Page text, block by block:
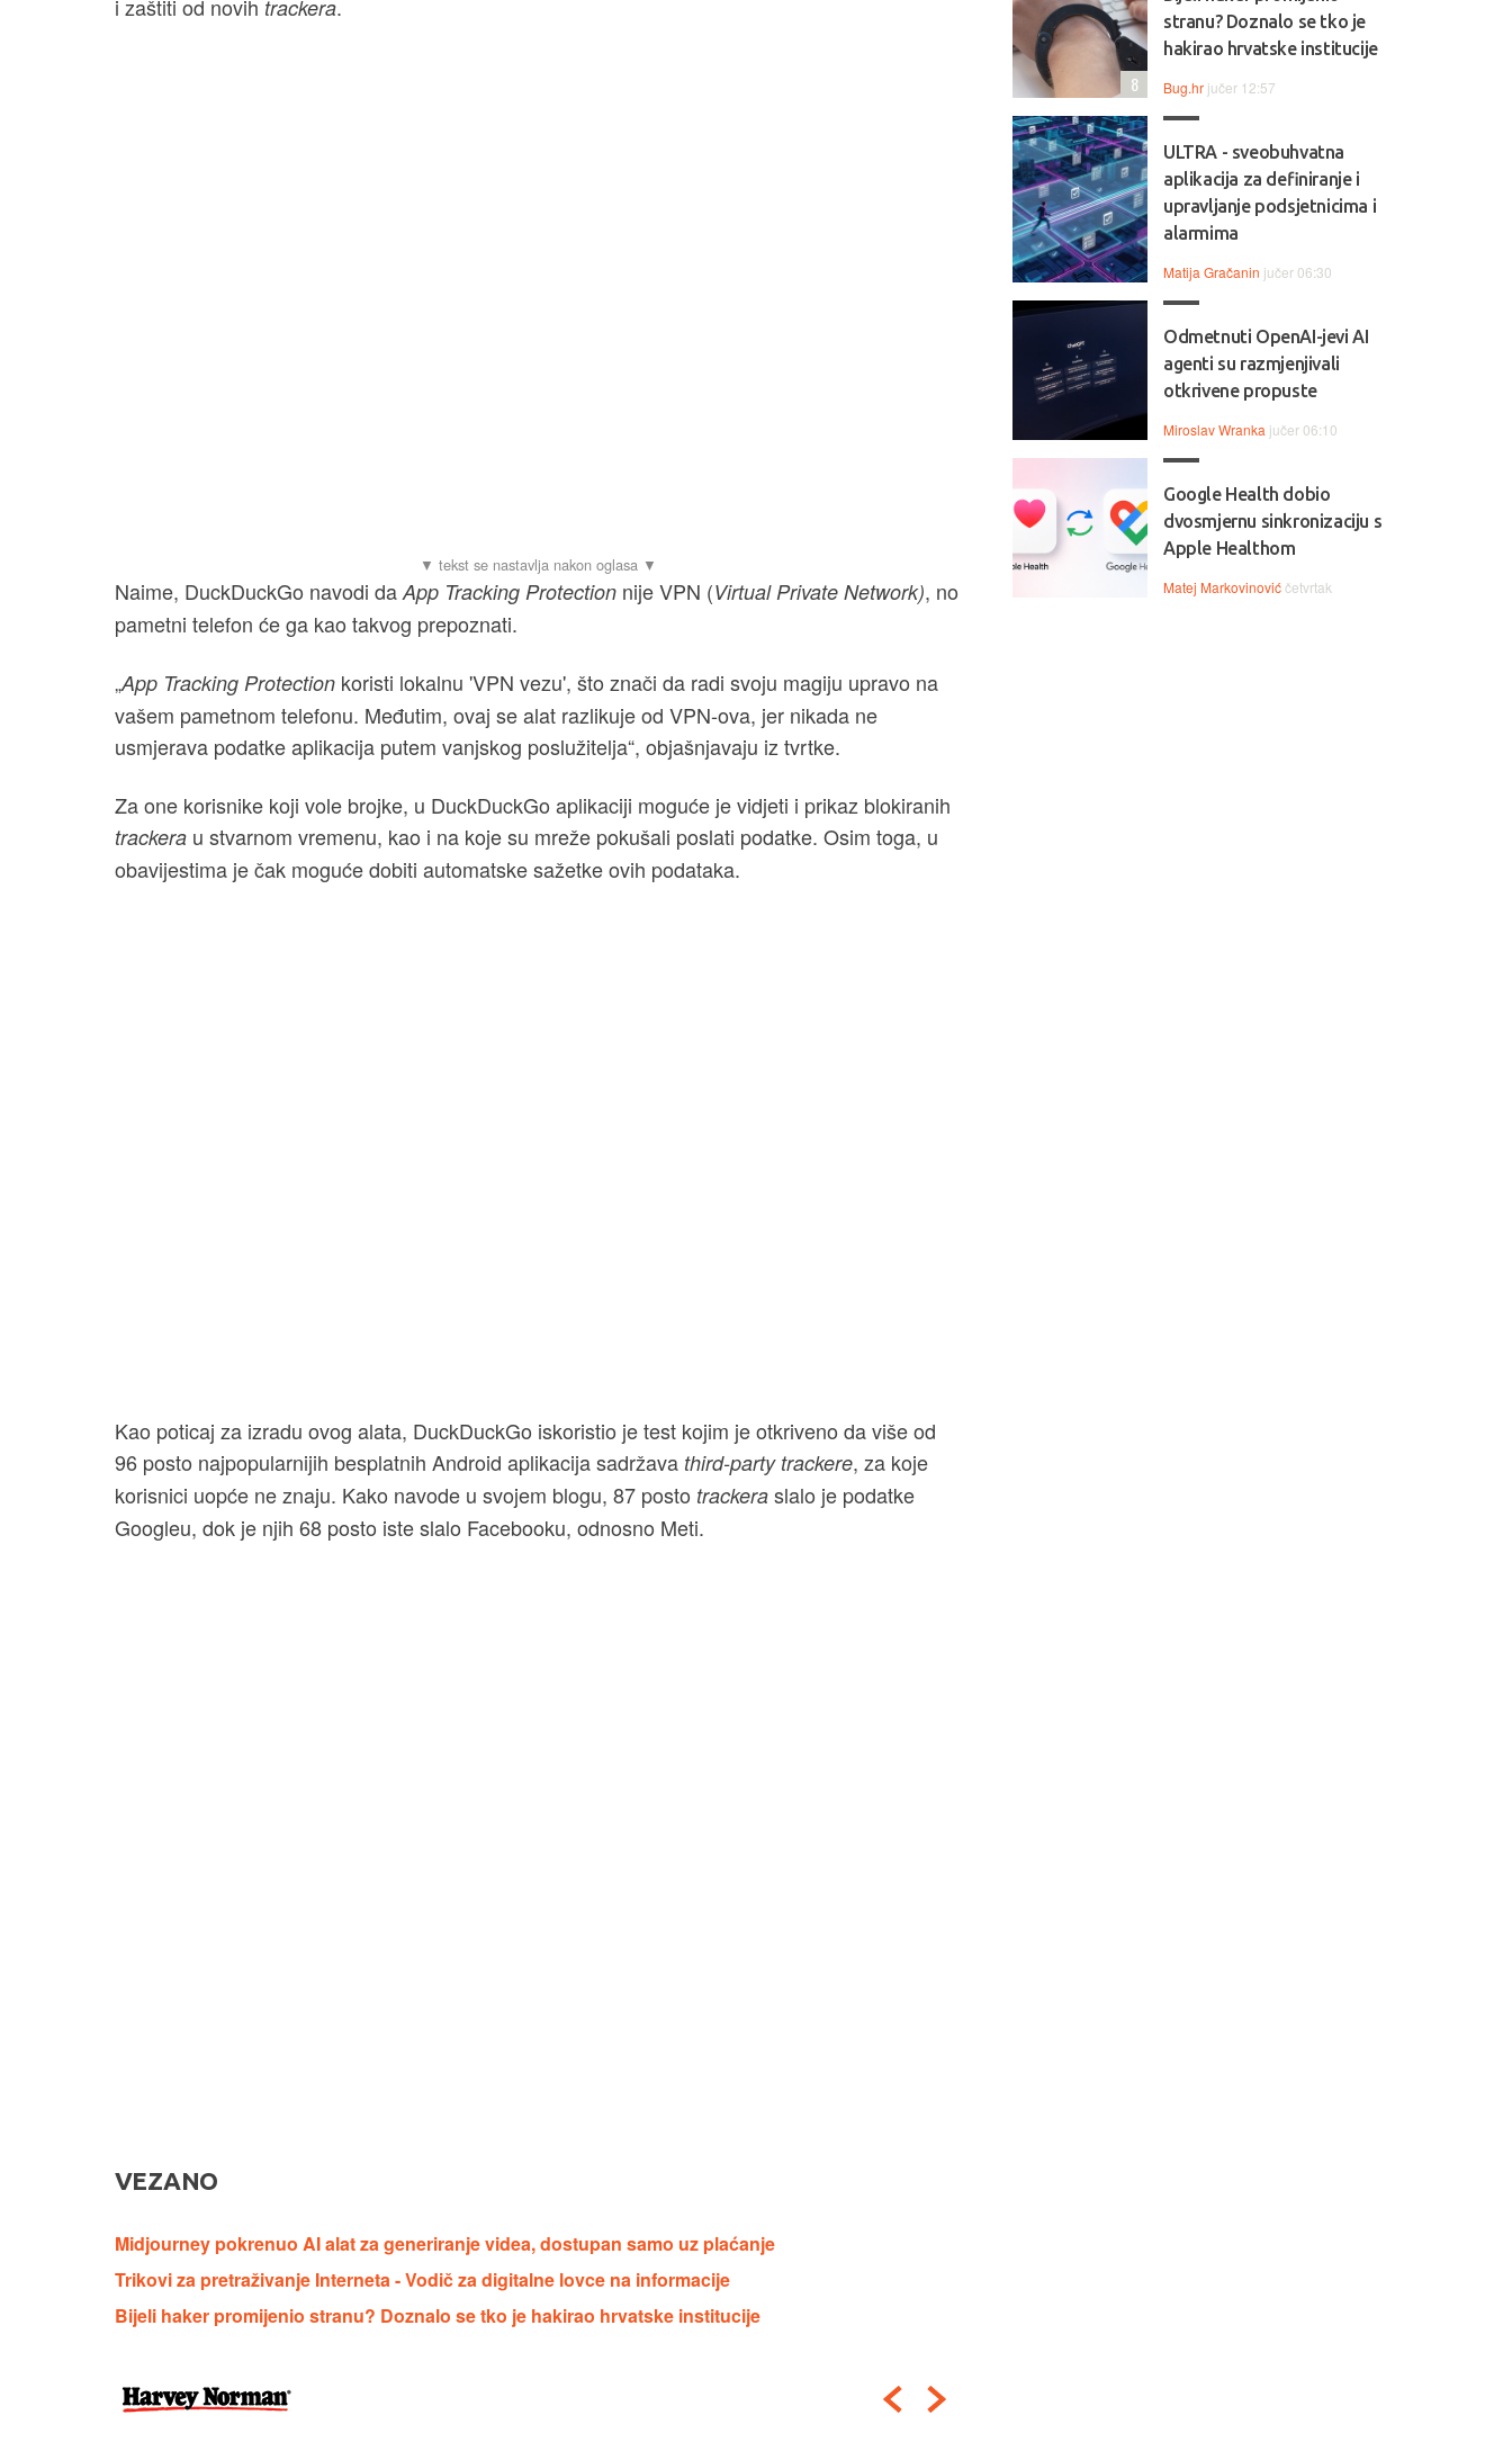
i zaštiti od novih trackera.
Naime, DuckDuckGo navodi da App Tracking Protection nije VPN (Virtual Private Network), no
pametni telefon će ga kao takvog prepoznati.
„App Tracking Protection koristi lokalnu 'VPN vezu', što znači da radi svoju magiju upravo na
vašem pametnom telefonu. Međutim, ovaj se alat razlikuje od VPN-ova, jer nikada ne
usmjerava podatke aplikacija putem vanjskog poslužitelja“, objašnjavaju iz tvrtke.
Za one korisnike koji vole brojke, u DuckDuckGo aplikaciji moguće je vidjeti i prikaz blokiranih
trackera u stvarnom vremenu, kao i na koje su mreže pokušali poslati podatke. Osim toga, u
obavijestima je čak moguće dobiti automatske sažetke ovih podataka.
Kao poticaj za izradu ovog alata, DuckDuckGo iskoristio je test kojim je otkriveno da više od
96 posto najpopularnijih besplatnih Android aplikacija sadržava third-party trackere, za koje
korisnici uopće ne znaju. Kako navode u svojem blogu, 87 posto trackera slalo je podatke
Googleu, dok je njih 68 posto iste slalo Facebooku, odnosno Meti.
VEZANO
Midjourney pokrenuo AI alat za generiranje videa, dostupan samo uz plaćanje
Trikovi za pretraživanje Interneta - Vodič za digitalne lovce na informacije
Bijeli haker promijenio stranu? Doznalo se tko je hakirao hrvatske institucije
stranu? Doznalo se tko je
hakirao hrvatske institucije
Bug.hr jučer 12:57
8
ULTRA - sveobuhvatna
aplikacija za definiranje i
upravljanje podsjetnicima i
alarmima
Matija Gračanin jučer 06:30
Odmetnuti OpenAI-jevi AI
agenti su razmjenjivali
otkrivene propuste
Miroslav Wranka jučer 06:10
Google Health dobio
dvosmjernu sinkronizaciju s
Apple Healthom
Matej Markovinovićčetvrtak